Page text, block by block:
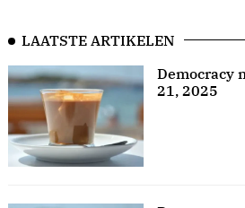
LAATSTE ARTIKELEN
Democracy
21, 2025